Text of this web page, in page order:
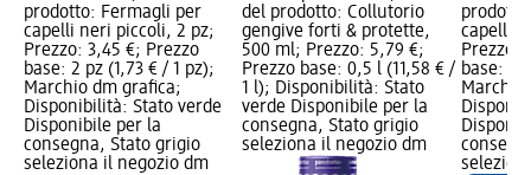
prodotto: Fermagli per
capelli neri piccoli, 2 pz;
Prezzo: 3,45 €; Prezzo
base: 2 pz (1,73 € / 1 pz);
Marchio dm grafica;
Disponibilità: Stato verde
Disponibile per la
consegna, Stato grigio
seleziona il negozio dm
del prodotto: Collutorio
gengive forti & protette,
500 ml; Prezzo: 5,79 €;
Prezzo base: 0,5 l (11,58 € /
1 l); Disponibilità: Stato
verde Disponibile per la
consegna, Stato grigio
seleziona il negozio dm
capelli
Prezzo:
base: 1
Marchio